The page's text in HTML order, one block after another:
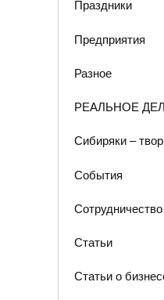
Праздники
Предприятия
Разное
РЕАЛЬНОЕ
Сибиряки –
События
Сотрудничество
Статьи
Статьи о